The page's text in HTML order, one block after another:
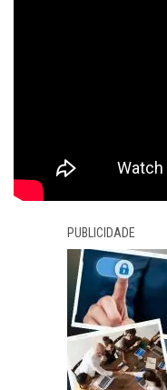
PUBLICIDADE